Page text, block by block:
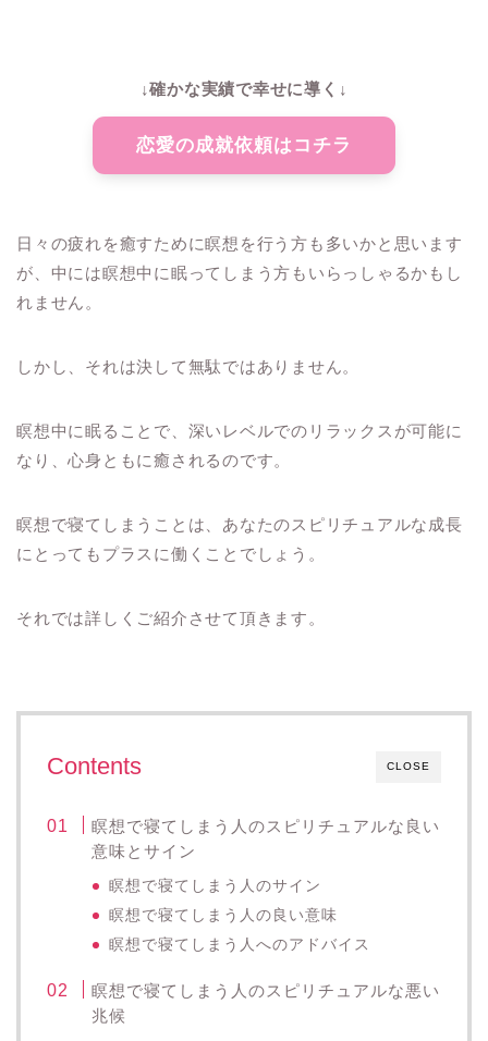
↓確かな実績で幸せに導く↓
恋愛の成就依頼はコチラ
日々の疲れを癒すために瞑想を行う方も多いかと思います
が、中には瞑想中に眠ってしまう方もいらっしゃるかもし
れません。
しかし、それは決して無駄ではありません。
瞑想中に眠ることで、深いレベルでのリラックスが可能に
なり、心身ともに癒されるのです。
瞑想で寝てしまうことは、あなたのスピリチュアルな成長
にとってもプラスに働くことでしょう。
それでは詳しくご紹介させて頂きます。
CLOSE
Contents
瞑想で寝てしまう人のスピリチュアルな良い
意味とサイン
瞑想で寝てしまう人のサイン
瞑想で寝てしまう人の良い意味
瞑想で寝てしまう人へのアドバイス
瞑想で寝てしまう人のスピリチュアルな悪い
兆候